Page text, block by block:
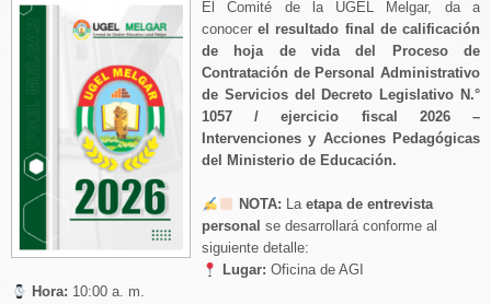
El Comité de la UGEL Melgar, da a
conocerel resultado final de calificación
de hoja de vida del Proceso de
Contratación de Personal Administrativo
de Servicios del Decreto Legislativo N.°
1057 / ejercicio fiscal 2026 –
Intervenciones y Acciones Pedagógicas
del Ministerio de Educación.
NOTA: La etapa de entrevista
personal se desarrollará conforme al
siguiente detalle:
Lugar: Oficina de AGI
Hora: 10:00 a. m.